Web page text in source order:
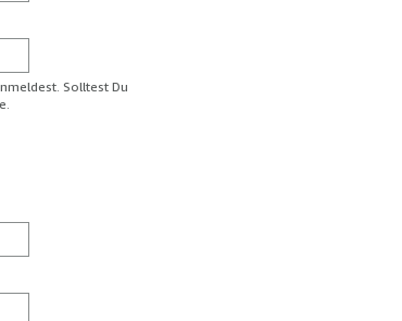
Solltest Du